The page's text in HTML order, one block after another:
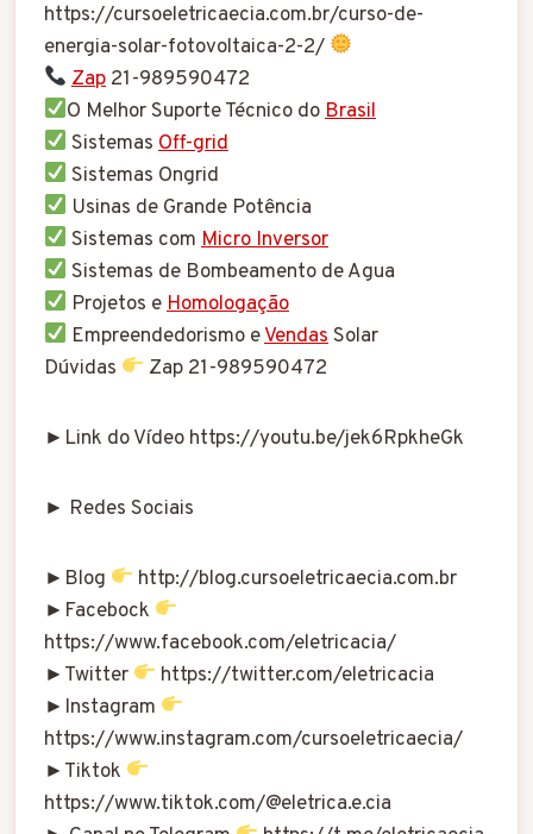
https://cursoeletricaecia.com.br/curso-de-
energia-solar-fotovoltaica-2-2/
Zap 21-989590472
O Melhor Suporte Técnico doBrasil
Sistemas Off-grid
Sistemas Ongrid
Usinas de Grande Potência
Sistemas com Micro Inversor
Sistemas de Bombeamento de Agua
Projetos eHomologação
Empreendedorismo eVendasSolar
Dúvidas
Zap 21-989590472
►Link do Vídeo https://youtu.be/jek6RpkheGk
► Redes Sociais
►Blog
http://blog.cursoeletricaecia.com.br
►Facebock
https://www.facebook.com/eletricacia/
►Twitter
https://twitter.com/eletricacia
►Instagram
https://www.instagram.com/cursoeletricaecia/
►Tiktok
https://www.tiktok.com/@eletrica.e.cia